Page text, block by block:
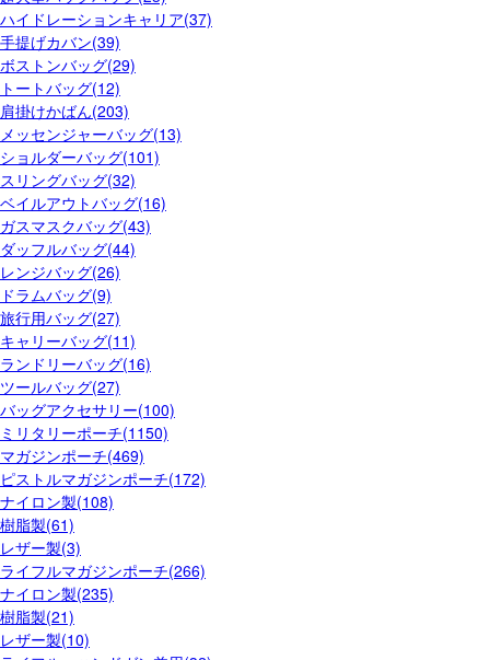
ハイドレーションキャリア(37)
手提げカバン(39)
ボストンバッグ(29)
トートバッグ(12)
肩掛けかばん(203)
メッセンジャーバッグ(13)
ショルダーバッグ(101)
スリングバッグ(32)
ベイルアウトバッグ(16)
ガスマスクバッグ(43)
ダッフルバッグ(44)
レンジバッグ(26)
ドラムバッグ(9)
旅行用バッグ(27)
キャリーバッグ(11)
ランドリーバッグ(16)
ツールバッグ(27)
バッグアクセサリー(100)
ミリタリーポーチ(1150)
マガジンポーチ(469)
ピストルマガジンポーチ(172)
ナイロン製(108)
樹脂製(61)
レザー製(3)
ライフルマガジンポーチ(266)
ナイロン製(235)
樹脂製(21)
レザー製(10)